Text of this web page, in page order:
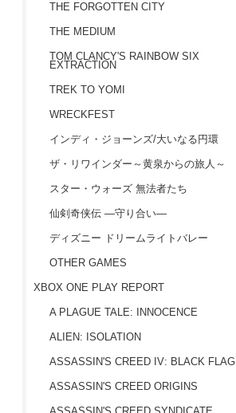
THE FORGOTTEN CITY
THE MEDIUM
TOM CLANCY'S RAINBOW SIX
EXTRACTION
TREK TO YOMI
WRECKFEST
インディ・ジョーンズ/大いなる円環
ザ・リワインダー～黄泉からの旅人～
スター・ウォーズ 無法者たち
仙剣奇侠伝 ―守り合い―
ディズニー ドリームライトバレー
OTHER GAMES
XBOX ONE PLAY REPORT
A PLAGUE TALE: INNOCENCE
ALIEN: ISOLATION
ASSASSIN'S CREED IV: BLACK FLAG
ASSASSIN'S CREED ORIGINS